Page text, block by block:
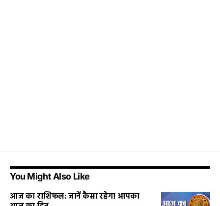
You Might Also Like
आज का राशिफल: जानें कैसा रहेगा आपका